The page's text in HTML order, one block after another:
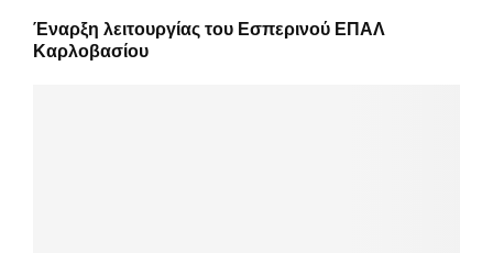
Έναρξη λειτουργίας του Εσπερινού ΕΠΑΛ
Καρλοβασίου